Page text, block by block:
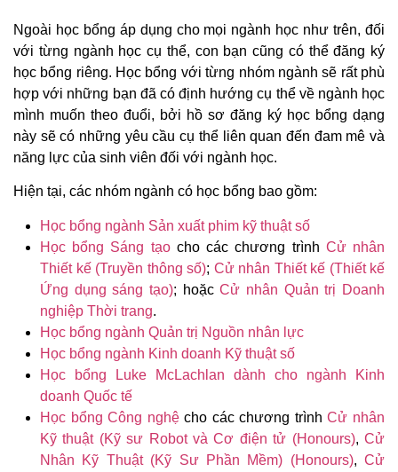
Ngoài học bổng áp dụng cho mọi ngành học như trên, đối
với từng ngành học cụ thể, con bạn cũng có thể đăng ký
học bổng riêng. Học bổng với từng nhóm ngành sẽ rất phù
hợp với những bạn đã có định hướng cụ thể về ngành học
mình muốn theo đuổi, bởi hồ sơ đăng ký học bổng dạng
này sẽ có những yêu cầu cụ thể liên quan đến đam mê và
năng lực của sinh viên đối với ngành học.
Hiện tại, các nhóm ngành có học bổng bao gồm:
Học bổng ngành Sản xuất phim kỹ thuật số
Học bổng Sáng tạocho các chương trình Cử nhân
Thiết kế (Truyền thông số); Cử nhân Thiết kế (Thiết kế
Ứng dụng sáng tạo); hoặcCử nhân Quản trị Doanh
nghiệp Thời trang.
Học bổng ngành Quản trị Nguồn nhân lực
Học bổng ngành Kinh doanh Kỹ thuật số
Học bổng Luke McLachlan dành cho ngành Kinh
doanh Quốc tế
Học bổng Công nghệcho các chương trìnhCử nhân
Kỹ thuật (Kỹ sư Robot và Cơ điện tử (Honours),Cử
Nhân Kỹ Thuật (Kỹ Sư Phần Mềm) (Honours), Cử